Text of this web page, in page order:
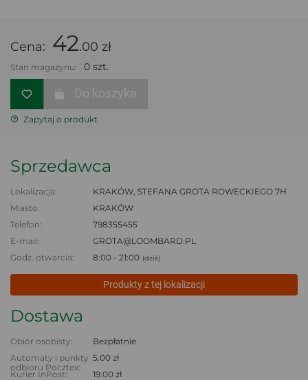
Cena: 42.00 zł
Stan magazynu: 0 szt.
Do koszyka
Zapytaj o produkt
Sprzedawca
Lokalizacja:
KRAKÓW, STEFANA GROTA ROWECKIEGO 7H
Miasto:
KRAKÓW
Telefon:
798355455
E-mail:
GROTA@LOOMBARD.PL
Godz. otwarcia:
8:00 - 21:00 (dziś)
Produkty z tej lokalizacji
Dostawa
Obiór osobisty:
Bezpłatnie
Automaty i punkty
odbioru Pocztex:
5.00 zł
Kurier InPost:
19.00 zł